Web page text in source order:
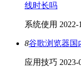
线时长吗
系统使用 2022-
8谷歌浏览器国
应用技巧 2023-